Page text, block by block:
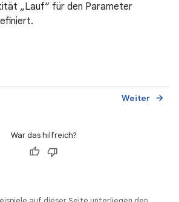
„Lauf“ für den Parameter
Weiter arrow_forward
War das hilfreich?